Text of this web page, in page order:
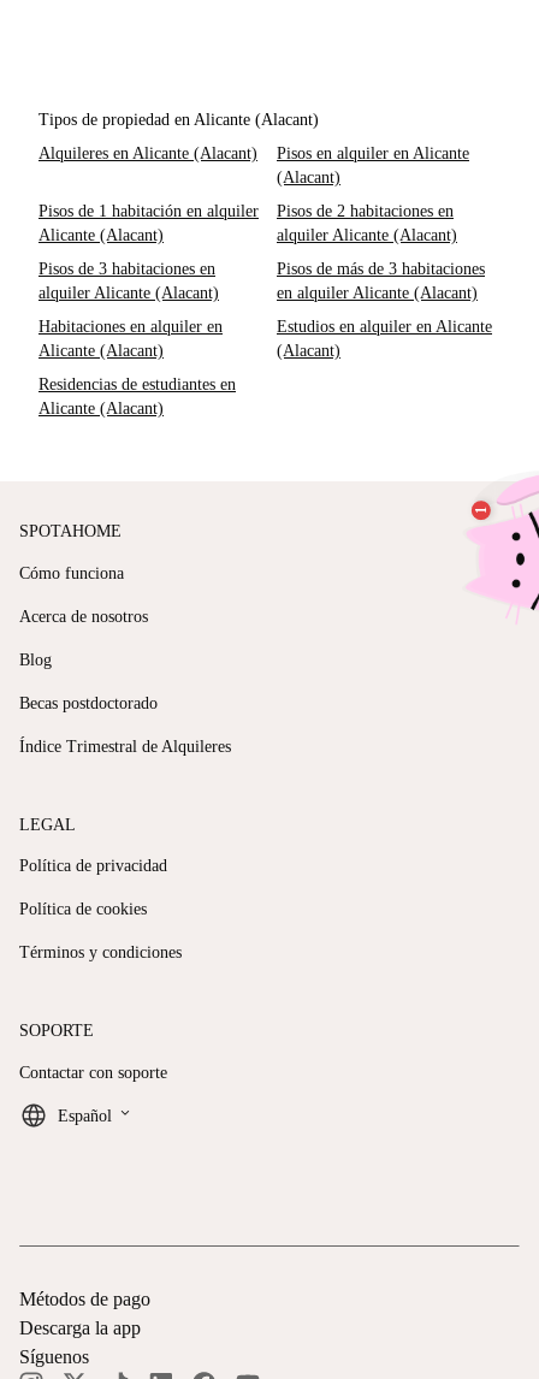
Tipos de propiedad en Alicante (Alacant)
Alquileres en Alicante (Alacant)
Pisos en alquiler en Alicante
(Alacant)
Pisos de 1 habitación en alquiler
Alicante (Alacant)
Pisos de 2 habitaciones en
alquiler Alicante (Alacant)
Pisos de 3 habitaciones en
alquiler Alicante (Alacant)
Pisos de más de 3 habitaciones
en alquiler Alicante (Alacant)
Habitaciones en alquiler en
Alicante (Alacant)
Estudios en alquiler en Alicante
(Alacant)
Residencias de estudiantes en
Alicante (Alacant)
SPOTAHOME
Cómo funciona
Acerca de nosotros
Blog
Becas postdoctorado
Índice Trimestral de Alquileres
LEGAL
Política de privacidad
Política de cookies
Términos y condiciones
SOPORTE
Contactar con soporte
Español keyboard_arrow_down
Métodos de pago
Descarga la app
Síguenos